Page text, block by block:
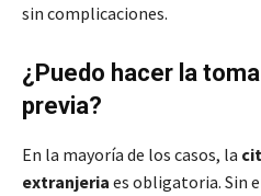
sin complicaciones.
¿Puedo hacer la
previa?
En la mayoría de los casos, la
extranjeria es obligatoria. Sin